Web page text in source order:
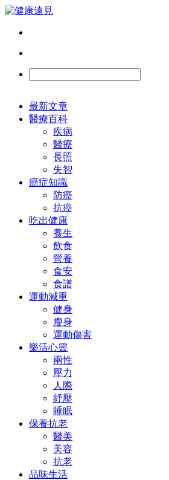
最新文章
醫療百科
疾病
醫療
長照
失智
癌症知識
防癌
抗癌
吃出健康
養生
飲食
營養
食安
食譜
運動減重
健身
瘦身
運動傷害
樂活心靈
兩性
壓力
人際
紓壓
睡眠
保養抗老
醫美
美容
抗老
品味生活